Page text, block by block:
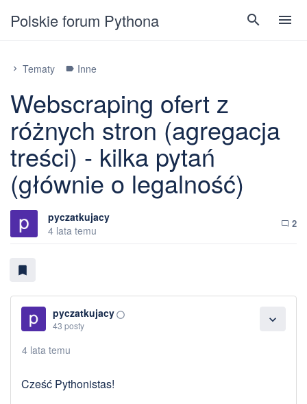
Polskie forum Pythona search menu
chevron_right Tematy label Inne
Webscraping ofert z
różnych stron (agregacja
treści) - kilka pytań
(głównie o legalność)
pyczatkujacy
4 lata temu
chat_bubble_outline 2
bookmark
expand_more
pyczatkujacy panorama_fish_eye
43 posty
4 lata temu
Cześć Pythonistas!